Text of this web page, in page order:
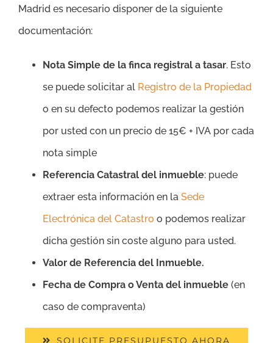
Madrid es necesario disponer de la siguiente
documentación:
Nota Simple de la finca registral a tasar. Esto
se puede solicitar al Registro de la Propiedad
o en su defecto podemos realizar la gestión
por usted con un precio de 15€ + IVA por cada
nota simple
Referencia Catastral del inmueble: puede
extraer esta información en la Sede
Electrónica del Catastro o podemos realizar
dicha gestión sin coste alguno para usted.
Valor de Referencia del Inmueble.
Fecha de Compra o Venta del inmueble (en
caso de compraventa)
SOLICITE PRESUPUESTO AHORA